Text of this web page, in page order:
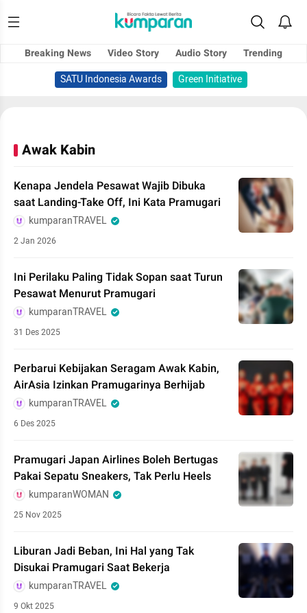
Breaking News Video Story Audio Story
Trending
SATU Indonesia Awards
Green Initiative
Awak Kabin
Kenapa Jendela Pesawat Wajib Dibuka
saat Landing-Take Off, Ini Kata Pramugari
kumparanTRAVEL
2 Jan 2026
Ini Perilaku Paling Tidak Sopan saat Turun
Pesawat Menurut Pramugari
kumparanTRAVEL
31 Des 2025
Perbarui Kebijakan Seragam Awak Kabin,
AirAsia Izinkan Pramugarinya Berhijab
kumparanTRAVEL
6 Des 2025
Pramugari Japan Airlines Boleh Bertugas
Pakai Sepatu Sneakers, Tak Perlu Heels
kumparanWOMAN
25 Nov 2025
Liburan Jadi Beban, Ini Hal yang Tak
Disukai Pramugari Saat Bekerja
kumparanTRAVEL
9 Okt 2025